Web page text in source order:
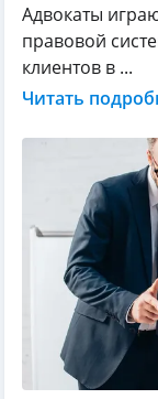
Адвокаты
правовой
клиентов в ...
Читать